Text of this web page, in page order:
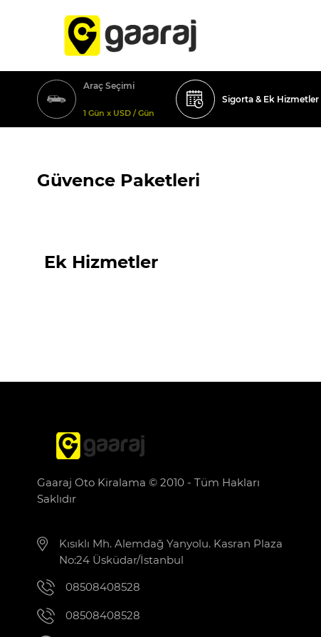
Araç Seçimi
1 Gün x USD / Gün
Sigorta & Ek Hizmetler
Güvence Paketleri
Ek Hizmetler
Gaaraj Oto Kiralama © 2010 - Tüm Hakları
Saklıdır
Kısıklı Mh. Alemdağ Yanyolu. Kasran Plaza
No:24 Üsküdar/İstanbul
08508408528
08508408528